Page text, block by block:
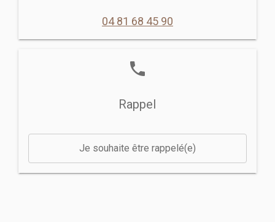
04 81 68 45 90
phone
Rappel
Je souhaite être rappelé(e)